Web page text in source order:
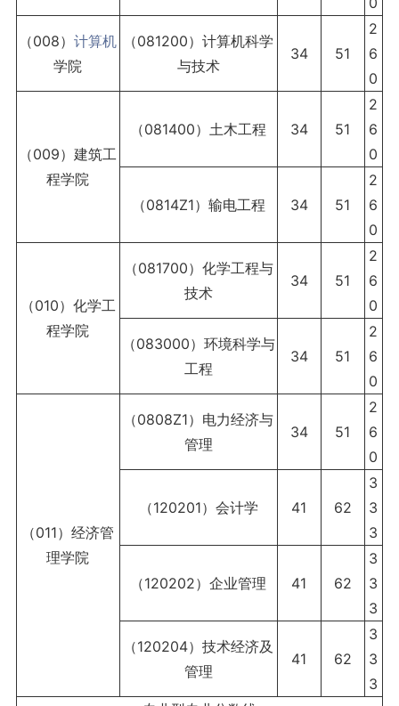
（008）计算机
学院
（081200）计算机科学
与技术
34 51
2
6
0
（009）建筑工
程学院
（081400）土木工程 34 51
2
6
0
（0814Z1）输电工程 34 51
2
6
0
（010）化学工
程学院
（081700）化学工程与
技术
34 51
2
6
0
（083000）环境科学与
工程
34 51
2
6
0
（011）经济管
理学院
（0808Z1）电力经济与
管理
34 51
2
6
0
（120201）会计学 41 62
3
3
3
（120202）企业管理 41 62
3
3
3
（120204）技术经济及
管理
41 62
3
3
3